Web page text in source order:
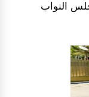
النواب